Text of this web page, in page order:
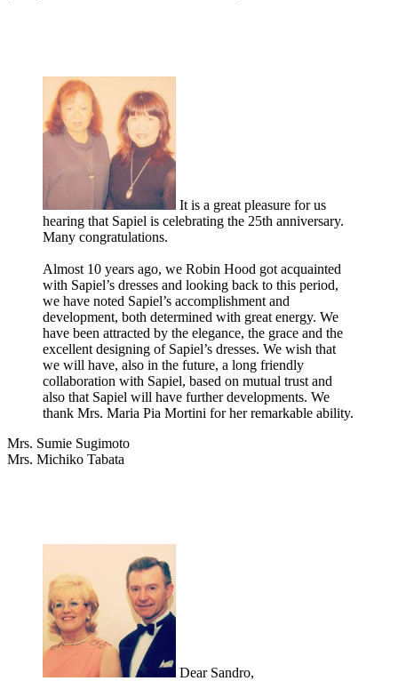
It is a great pleasure for us
hearing that Sapiel is celebrating the 25th anniversary.
Many congratulations.
Almost 10 years ago, we Robin Hood got acquainted
with Sapiel’s dresses and looking back to this period,
we have noted Sapiel’s accomplishment and
development, both determined with great energy. We
have been attracted by the elegance, the grace and the
excellent designing of Sapiel’s dresses. We wish that
we will have, also in the future, a long friendly
collaboration with Sapiel, based on mutual trust and
also that Sapiel will have further developments. We
thank Mrs. Maria Pia Mortini for her remarkable ability.
Mrs. Sumie Sugimoto
Mrs. Michiko Tabata
Dear Sandro,